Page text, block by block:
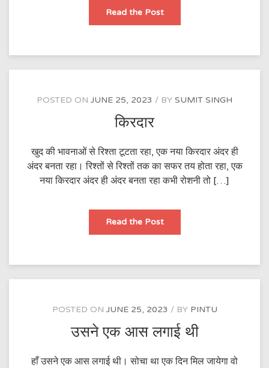
Read the PostLost
Found.
POSTED ON JUNE 25, 2023 BY SUMIT SINGH
किरदार
खुद की भावनाओं से रिश्ता टूटता रहा, एक नया किरदार अंदर ही
अंदर बनता रहा। रिश्तों से रिश्तों तक का सफर तय होता रहा, एक
नया किरदार अंदर ही अंदर बनता रहा कभी रोशनी तो […]
Read the Postकिरदार
POSTED ON JUNE 25, 2023 BY PINTU
उसने एक आस लगाई थी
हाँ उसने एक आस लगाई थी। सोचा था एक दिन मिल जायेगा वो